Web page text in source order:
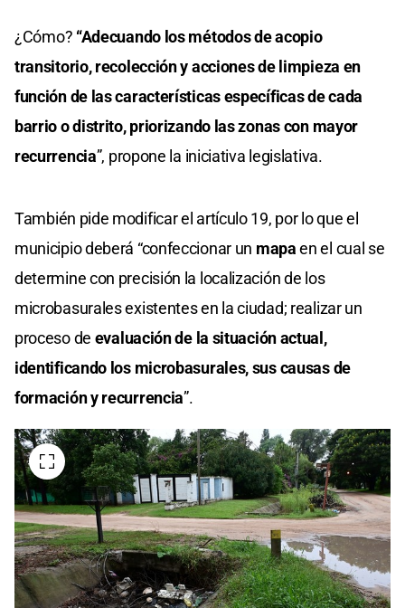
¿Cómo? “Adecuando los métodos de acopio
transitorio, recolección y acciones de limpieza en
función de las características específicas de cada
barrio o distrito, priorizando las zonas con mayor
recurrencia”, propone la iniciativa legislativa.
También pide modificar el artículo 19, por lo que el
municipio deberá “confeccionar un mapaen el cual se
determine con precisión la localización de los
microbasurales existentes en la ciudad; realizar un
proceso de evaluación de la situación actual,
identificando los microbasurales, sus causas de
formación y recurrencia”.